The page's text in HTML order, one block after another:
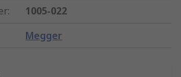
:
1005-022
Megger